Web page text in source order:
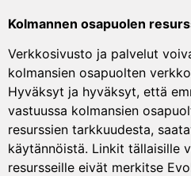
Kolmannen osapuolen
Verkkosivusto ja palvelut
kolmansien osapuolten
Hyväksyt ja hyväksyt, että
vastuussa kolmansien
resurssien tarkkuudesta,
käytännöistä. Linkit tällaisille
resursseille eivät merkitse